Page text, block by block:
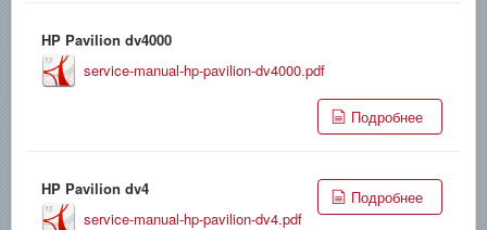
HP Pavilion dv4000
service-manual-hp-pavilion-dv4000.pdf
Подробнее
HP Pavilion dv4
service-manual-hp-pavilion-dv4.pdf
Подробнее